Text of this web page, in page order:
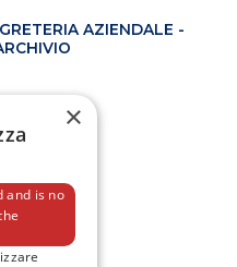
AZIENDALE -
×
and is no